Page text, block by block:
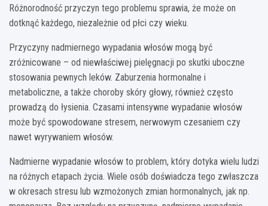
Różnorodność przyczyn tego problemu sprawia, że może on
dotknąć każdego, niezależnie od płci czy wieku.
Przyczyny nadmiernego wypadania włosów mogą być
zróżnicowane – od niewłaściwej pielęgnacji po skutki uboczne
stosowania pewnych leków. Zaburzenia hormonalne i
metaboliczne, a także choroby skóry głowy, również często
prowadzą do łysienia. Czasami intensywne wypadanie włosów
może być spowodowane stresem, nerwowym czesaniem czy
nawet wyrywaniem włosów.
Nadmierne wypadanie włosów to problem, który dotyka wielu ludzi
na różnych etapach życia. Wiele osób doświadcza tego zwłaszcza
w okresach stresu lub wzmożonych zmian hormonalnych, jak np.